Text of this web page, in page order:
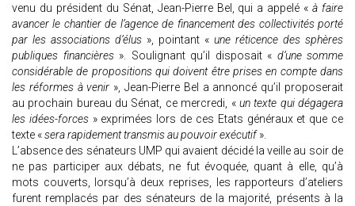
venu du président du Sénat, Jean-Pierre Bel, qui a appelé «à faire
avancer le chantier de l’agence de financement des collectivités porté
par les associations d’élus », pointant « une réticence des sphères
publiques financières». Soulignant qu’il disposait « d’une somme
considérable de propositions qui doivent être prises en compte dans
les réformes à venir », Jean-Pierre Bel a annoncé qu’il proposerait
au prochain bureau du Sénat, ce mercredi, « un texte qui dégagera
les idées-forces» exprimées lors de ces Etats généraux et que ce
texte «sera rapidement transmis au pouvoir exécutif».
L’absence des sénateurs UMP qui avaient décidé la veille au soir de
ne pas participer aux débats, ne fut évoquée, quant à elle, qu’à
mots couverts, lorsqu’à deux reprises, les rapporteurs d’ateliers
furent remplacés par des sénateurs de la majorité, présents à la